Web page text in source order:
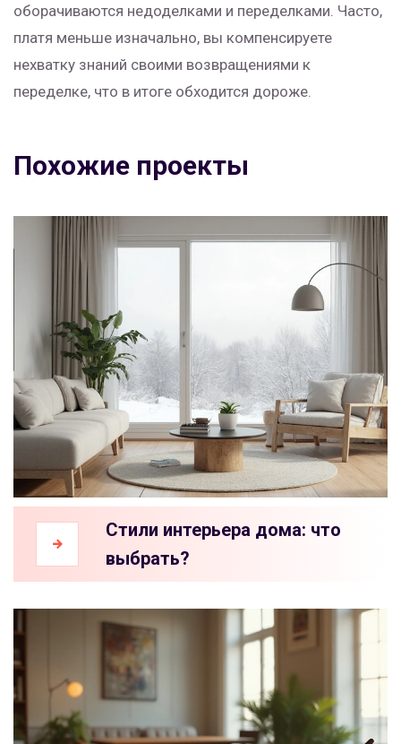
оборачиваются недоделками и переделками. Часто,
платя меньше изначально, вы компенсируете
нехватку знаний своими возвращениями к
переделке, что в итоге обходится дороже.
Похожие проекты
Стили интерьера дома: что
выбрать?